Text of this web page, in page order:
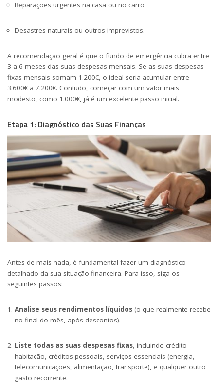
Reparações urgentes na casa ou no carro;
Desastres naturais ou outros imprevistos.
A recomendação geral é que o fundo de emergência cubra entre
3 a 6 meses das suas despesas mensais. Se as suas despesas
fixas mensais somam 1.200€, o ideal seria acumular entre
3.600€ a 7.200€. Contudo, começar com um valor mais
modesto, como 1.000€, já é um excelente passo inicial.
Etapa 1: Diagnóstico das Suas Finanças
Antes de mais nada, é fundamental fazer um diagnóstico
detalhado da sua situação financeira. Para isso, siga os
seguintes passos:
Analise seus rendimentos líquidos (o que realmente recebe
no final do mês, após descontos).
Liste todas as suas despesas fixas, incluindo crédito
habitação, créditos pessoais, serviços essenciais (energia,
telecomunicações, alimentação, transporte), e qualquer outro
gasto recorrente.